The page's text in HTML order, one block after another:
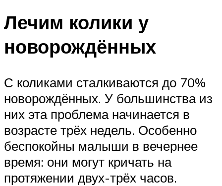
Лечим колики у
новорождённых
С коликами сталкиваются до 70%
новорождённых. У большинства из
них эта проблема начинается в
возрасте трёх недель. Особенно
беспокойны малыши в вечернее
время: они могут кричать на
протяжении двух-трёх часов.